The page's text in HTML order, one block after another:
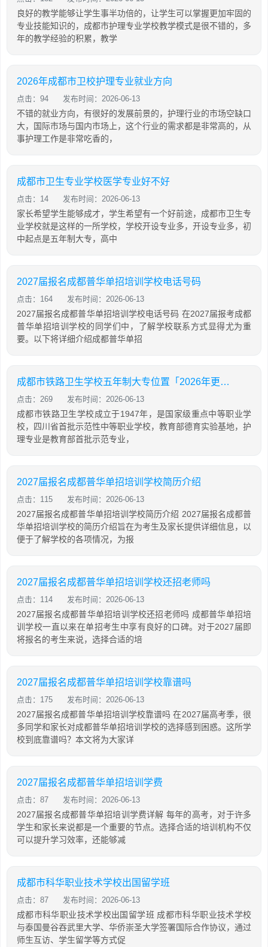
良好的教学能够让学生事半功倍的，让学生可以掌握更加牢固的
专业技能知识的，成都市护理专业学校教学模式是很不错的，多
年的教学经验的积累，教学
2026年成都市卫校护理专业就业方向
点击：94 发布时间：2026-06-13
不错的就业方向，有很好的发展前景的，护理行业的市场空缺口
大，国际市场与国内市场上，这个行业的需求都是非常高的，从
事护理工作是非常吃香的，
成都市卫生专业学校医学专业好不好
点击：14 发布时间：2026-06-13
家长希望学生能够成才，学生希望有一个好前途，成都市卫生专
业学校就是这样的一所学校，学校开设专业多，开设专业多，初
中起点是五年制大专，高中
2027届报名成都普华单招培训学校电话号码
点击：164 发布时间：2026-06-13
2027届报名成都普华单招培训学校电话号码 在2027届报考成都
普华单招培训学校的同学们中，了解学校联系方式显得尤为重
要。以下将详细介绍成都普华单招
成都市铁路卫生学校五年制大专位置「2026年更新」
点击：269 发布时间：2026-06-13
成都市铁路卫生学校成立于1947年，是国家级重点中等职业学
校，四川省首批示范性中等职业学校，教育部德育实验基地，护
理专业是教育部首批示范专业，
2027届报名成都普华单招培训学校简历介绍
点击：115 发布时间：2026-06-13
2027届报名成都普华单招培训学校简历介绍 2027届报名成都普
华单招培训学校的简历介绍旨在为考生及家长提供详细信息，以
便于了解学校的各项情况，为报
2027届报名成都普华单招培训学校还招老师吗
点击：114 发布时间：2026-06-13
2027届报名成都普华单招培训学校还招老师吗 成都普华单招培
训学校一直以来在单招考生中享有良好的口碑。对于2027届即
将报名的考生来说，选择合适的培
2027届报名成都普华单招培训学校靠谱吗
点击：175 发布时间：2026-06-13
2027届报名成都普华单招培训学校靠谱吗 在2027届高考季，很
多同学和家长对成都普华单招培训学校的选择感到困惑。这所学
校到底靠谱吗？本文将为大家详
2027届报名成都普华单招培训学费
点击：87 发布时间：2026-06-13
2027届报名成都普华单招培训学费详解 每年的高考，对于许多
学生和家长来说都是一个重要的节点。选择合适的培训机构不仅
可以提升学习效率，还能够减
成都市科华职业技术学校出国留学班
点击：87 发布时间：2026-06-13
成都市科华职业技术学校出国留学班 成都市科华职业技术学校
与泰国曼谷吞武里大学、华侨崇圣大学签署国际合作协议，通过
师生互访、学生留学等方式促